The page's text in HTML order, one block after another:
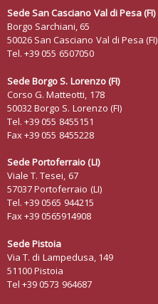
Sede San Casciano Val di Pesa (FI)
Borgo Sarchiani, 65
50026 San Casciano Val di Pesa (FI)
Tel. +39 055 6507050
Sede Borgo S. Lorenzo (FI)
Corso G. Matteotti, 178
50032 Borgo S. Lorenzo (FI)
Tel. +39 055 8455151
Fax +39 055 8455228
Sede Portoferraio (LI)
Viale T. Tesei, 67
57037 Portoferraio (LI)
Tel. +39 0565 944215
Fax +39 0565914908
Sede Pistoia
Via T. di Lampedusa, 149
51100 Pistoia
Tel +39 0573 964687